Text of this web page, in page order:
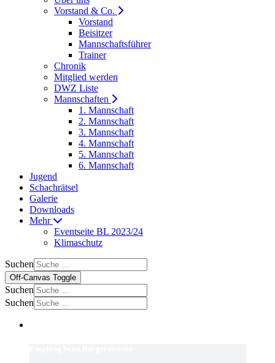
Vorstand & Co.
Vorstand
Beisitzer
Mannschaftsführer
Trainer
Chronik
Mitglied werden
DWZ Liste
Mannschaften
1. Mannschaft
2. Mannschaft
3. Mannschaft
4. Mannschaft
5. Mannschaft
6. Mannschaft
Jugend
Schachrätsel
Galerie
Downloads
Mehr
Eventseite BL 2023/24
Klimaschutz
Suchen
Off-Canvas Toggle
Suchen
Suchen